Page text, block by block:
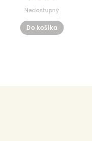
Nedostupný
Do košíka